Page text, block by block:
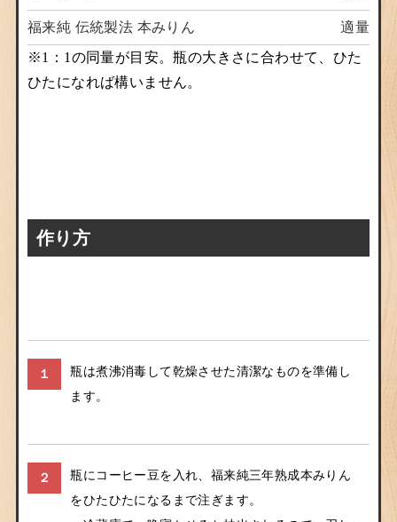
福来純 伝統製法 本みりん
適量
※1：1の同量が目安。瓶の大きさに合わせて、ひた
ひたになれば構いません。
作り方
１
瓶は煮沸消毒して乾燥させた清潔なものを準備し
ます。
２
瓶にコーヒー豆を入れ、福来純三年熟成本みりん
をひたひたになるまで注ぎます。